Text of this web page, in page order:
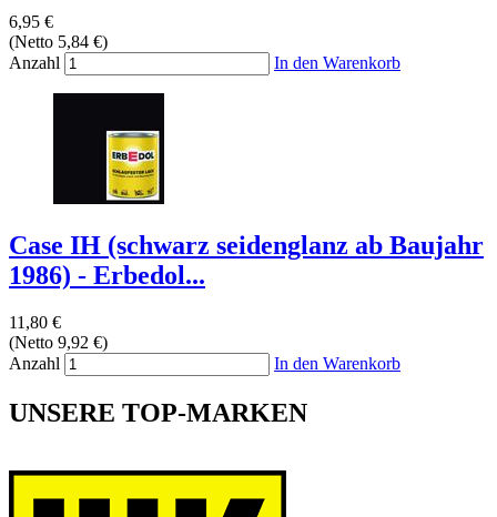
6,95 €
(Netto 5,84 €)
Anzahl
In den Warenkorb
Case IH (schwarz seidenglanz ab Baujahr
1986) - Erbedol...
11,80 €
(Netto 9,92 €)
Anzahl
In den Warenkorb
UNSERE TOP-MARKEN